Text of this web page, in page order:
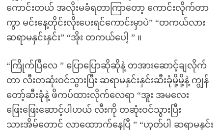
ကောင်းတယ် အလိုးမခံရတာကြာတော့ ကောင်းလိုက်တာ
ကွာ မင်းနေ့တိုင်းလိုးပေးရင်ကောင်းမှာပဲ” “‌တကယ်လား
ဆရာမနှင်းနှင်း” “‌အိုး တကယ်ပေါ့ ” ။
“‌ကြိုက်ပြီလေ ” ပြောပြောဆိုဆိုနဲ့ တအားဆောင့်ချလိုက်
တာ လီးတဆုံးဝင်သွားပြီး ဆရာမနှင်းနှင်းဆီးခုံမို့မို့နဲ့ ကျွန်
တော့်ဆီးခုံနဲ့ ဖိကပ်ထားလိုက်လေရာ “‌အူး အမလေး
ဖြေးဖြေးဆောင့်ပါဟယ် လီးကို တဆုံးဝင်သွားပြီး
သားအိမ်တောင် လာထောာက်နေပြီ ” “‌ဟုတ်ပါ ဆရာမနှင်း